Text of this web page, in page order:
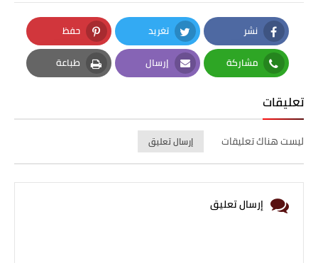
نشر
Facebook
تغريد
Twitter
حفظ
Pinterest
مشاركة
Whatsapp
إرسال
Email
طباعة
Print
تعليقات
ليست هناك تعليقات إرسال تعليق
إرسال تعليق